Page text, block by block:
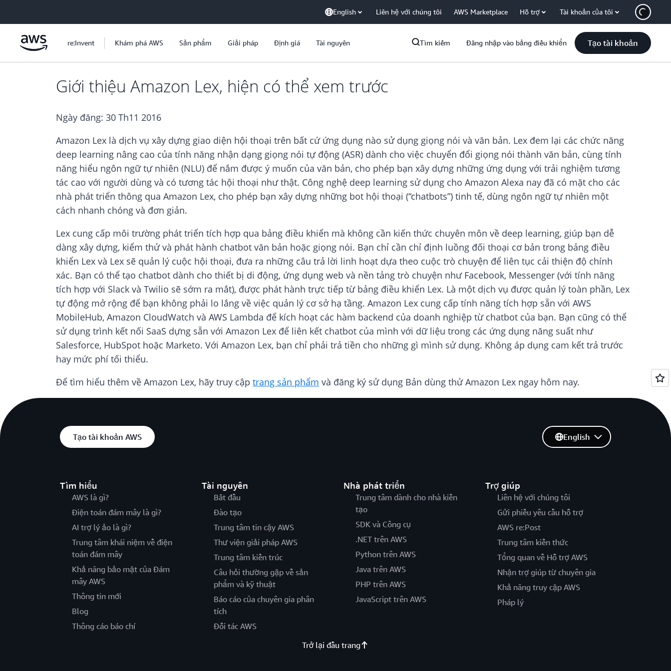
English Liên hệ với chúng tôi AWS Marketplace Hỗ trợ Tài khoản của tôi
re:Invent Khám phá AWS Sản phẩm Giải pháp Định giá Tài nguyên Tìm kiếm Đăng nhập vào bảng điều khiển Tạo tài khoản
Giới thiệu Amazon Lex, hiện có thể xem trước
Ngày đăng: 30 Th11 2016
Amazon Lex là dịch vụ xây dựng giao diện hội thoại trên bất cứ ứng dụng nào sử dụng giọng nói và văn bản. Lex đem lại các chức năng
deep learning nâng cao của tính năng nhận dạng giọng nói tự động (ASR) dành cho việc chuyển đổi giọng nói thành văn bản, cùng tính
năng hiểu ngôn ngữ tự nhiên (NLU) để nắm được ý muốn của văn bản, cho phép bạn xây dựng những ứng dụng với trải nghiệm tương
tác cao với người dùng và có tương tác hội thoại như thật. Công nghệ deep learning sử dụng cho Amazon Alexa nay đã có mặt cho các
nhà phát triển thông qua Amazon Lex, cho phép bạn xây dựng những bot hội thoại (“chatbots”) tinh tế, dùng ngôn ngữ tự nhiên một
cách nhanh chóng và đơn giản.
Lex cung cấp môi trường phát triển tích hợp qua bảng điều khiển mà không cần kiến thức chuyên môn về deep learning, giúp bạn dễ
dàng xây dựng, kiểm thử và phát hành chatbot văn bản hoặc giọng nói. Bạn chỉ cần chỉ định luồng đối thoại cơ bản trong bảng điều
khiển Lex và Lex sẽ quản lý cuộc hội thoại, đưa ra những câu trả lời linh hoạt dựa theo cuộc trò chuyện để liên tục cải thiện độ chính
xác. Bạn có thể tạo chatbot dành cho thiết bị di động, ứng dụng web và nền tảng trò chuyện như Facebook, Messenger (với tính năng
tích hợp với Slack và Twilio sẽ sớm ra mắt), được phát hành trực tiếp từ bảng điều khiển Lex. Là một dịch vụ được quản lý toàn phần, Lex
tự động mở rộng để bạn không phải lo lắng về việc quản lý cơ sở hạ tầng. Amazon Lex cung cấp tính năng tích hợp sẵn với AWS
MobileHub, Amazon CloudWatch và AWS Lambda để kích hoạt các hàm backend của doanh nghiệp từ chatbot của bạn. Bạn cũng có thể
sử dụng trình kết nối SaaS dựng sẵn với Amazon Lex để liên kết chatbot của mình với dữ liệu trong các ứng dụng năng suất như
Salesforce, HubSpot hoặc Marketo. Với Amazon Lex, bạn chỉ phải trả tiền cho những gì mình sử dụng. Không áp dụng cam kết trả trước
hay mức phí tối thiểu.
Để tìm hiểu thêm về Amazon Lex, hãy truy cập trang sản phẩm và đăng ký sử dụng Bản dùng thử Amazon Lex ngay hôm nay.
Tạo tài khoản AWS
Tìm hiểu
AWS là gì?
Điện toán đám mây là gì?
AI trợ lý ảo là gì?
Trung tâm khái niệm về điện
toán đám mây
Khả năng bảo mật của Đám
mây AWS
Thông tin mới
Blog
Thông cáo báo chí
Tài nguyên
Bắt đầu
Đào tạo
Trung tâm tin cậy AWS
Thư viện giải pháp AWS
Trung tâm kiến trúc
Câu hỏi thường gặp về sản
phẩm và kỹ thuật
Báo cáo của chuyên gia phân
tích
Đối tác AWS
Nhà phát triển
Trung tâm dành cho nhà kiến
tạo
SDK và Công cụ
.NET trên AWS
Python trên AWS
Java trên AWS
PHP trên AWS
JavaScript trên AWS
Trợ giúp
Liên hệ với chúng tôi
Gửi phiếu yêu cầu hỗ trợ
AWS re:Post
Trung tâm kiến thức
Tổng quan về Hỗ trợ AWS
Nhận trợ giúp từ chuyên gia
Khả năng truy cập AWS
Pháp lý
English
Trở lại đầu trang